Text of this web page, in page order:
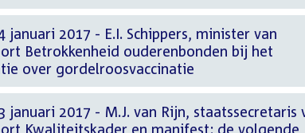
2017 - E.I. Schippers, minister van
Betrokkenheid ouderenbonden bij het
over gordelroosvaccinatie
2017 - M.J. van Rijn, staatssecretaris
Kwaliteitskader en manifest: de volgende